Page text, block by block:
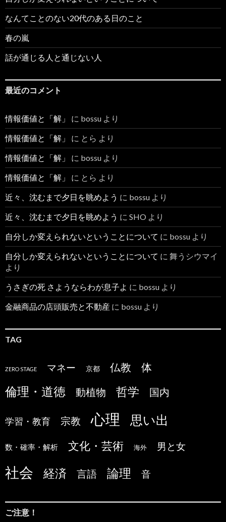
なんてことのない20代のある日のこと
春の嵐
話が通じる人と通じない人
最近のコメント
情報価値と「解」 に bossu より
情報価値と「解」 に とら より
情報価値と「解」 に bossu より
情報価値と「解」 に とら より
近々、沈むまで夕日を眺めよう に bossu より
近々、沈むまで夕日を眺めよう に SHO より
自分しか変えられないということについて に bossu より
自分しか変えられないということについて に 舞うシウマイ
より
うさぎの死 さようならわが息子よ に bossu より
金融商品の店頭販売と不動産 に bossu より
TAG
ZERO STAGE マネー 京都 仏教 体
倫理・道徳 動植物 哲学 国内
学習・教育 宗教 心理 思い出
数・確率・解析 文化・芸術 海外 男と女
社会 経済 言語 論理 音
ご注意！